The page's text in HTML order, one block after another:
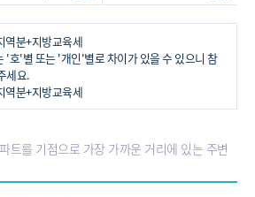
역분+지방교육세
'호'별 또는 '개인'별로 차이가 있을 수 있으니 참
세요.
역분+지방교육세
트를 기점으로 가장 가까운 거리에 있는 주변